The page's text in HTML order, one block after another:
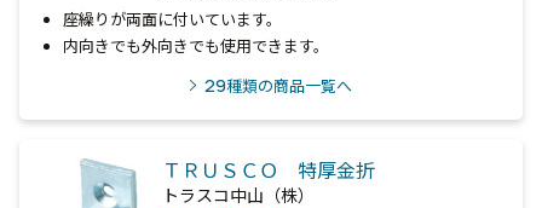
座繰りが両面に付いています。
内向きでも外向きでも使用できます。
29種類の商品一覧へ
ＴＲＵＳＣＯ 特厚金折
トラスコ中山（株）